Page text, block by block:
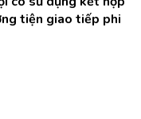
tiện giao tiếp phi